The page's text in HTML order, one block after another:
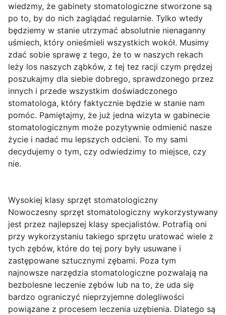
wiedzmy, że gabinety stomatologiczne stworzone są
po to, by do nich zaglądać regularnie. Tylko wtedy
będziemy w stanie utrzymać absolutnie nienaganny
uśmiech, który onieśmieli wszystkich wokół. Musimy
zdać sobie sprawę z tego, że to w naszych rekach
leży los naszych ząbków, z tej tez racji czym prędzej
poszukajmy dla siebie dobrego, sprawdzonego przez
innych i przede wszystkim doświadczonego
stomatologa, który faktycznie będzie w stanie nam
pomóc. Pamiętajmy, że już jedna wizyta w gabinecie
stomatologicznym może pozytywnie odmienić nasze
życie i nadać mu lepszych odcieni. To my sami
decydujemy o tym, czy odwiedzimy to miejsce, czy
nie.
Wysokiej klasy sprzęt stomatologiczny
Nowoczesny sprzęt stomatologiczny wykorzystywany
jest przez najlepszej klasy specjalistów. Potrafią oni
przy wykorzystaniu takiego sprzętu uratować wiele z
tych zębów, które do tej pory były usuwane i
zastępowane sztucznymi zębami. Poza tym
najnowsze narzędzia stomatologiczne pozwalają na
bezbolesne leczenie zębów lub na to, że uda się
bardzo ograniczyć nieprzyjemne dolegliwości
powiązane z procesem leczenia uzębienia. Dlatego są